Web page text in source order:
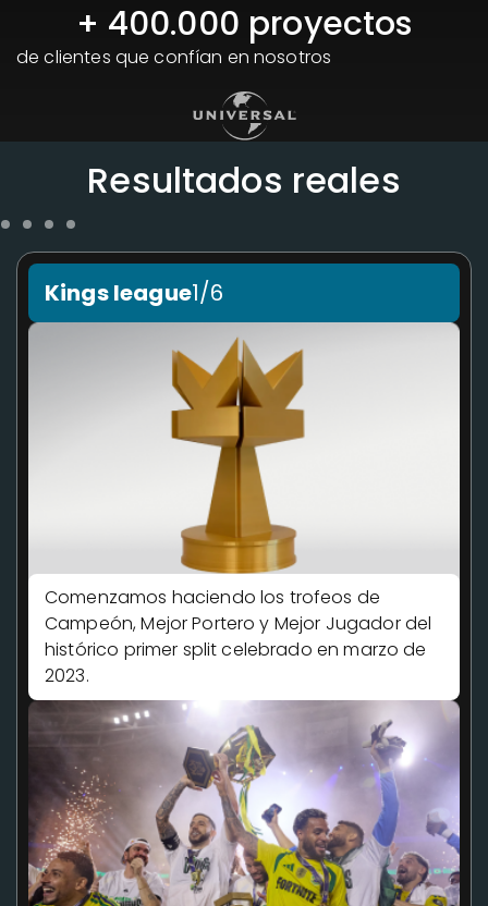
+ 400.000 proyectos
de clientes que confían en nosotros
Resultados reales
Kings league1/6
Comenzamos haciendo los trofeos de
Campeón, Mejor Portero y Mejor Jugador del
histórico primer split celebrado en marzo de
2023.